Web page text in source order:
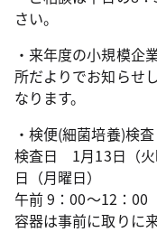
さい。
・来年度の小規模企
所だよりでお知らせ
なります。
・検便(細菌培養)
検査日 1月13日（
日（月曜日）
午前 9：00～12：00
容器は事前に取りに